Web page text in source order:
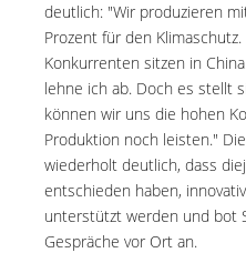
deutlich: "Wir produzieren
Prozent für den
Konkurrenten sitzen in
lehne ich ab. Doch es stellt
können wir uns die hohen
Produktion noch leisten."
wiederholt deutlich, dass
entschieden haben,
unterstützt werden und bot
Gespräche vor Ort an.